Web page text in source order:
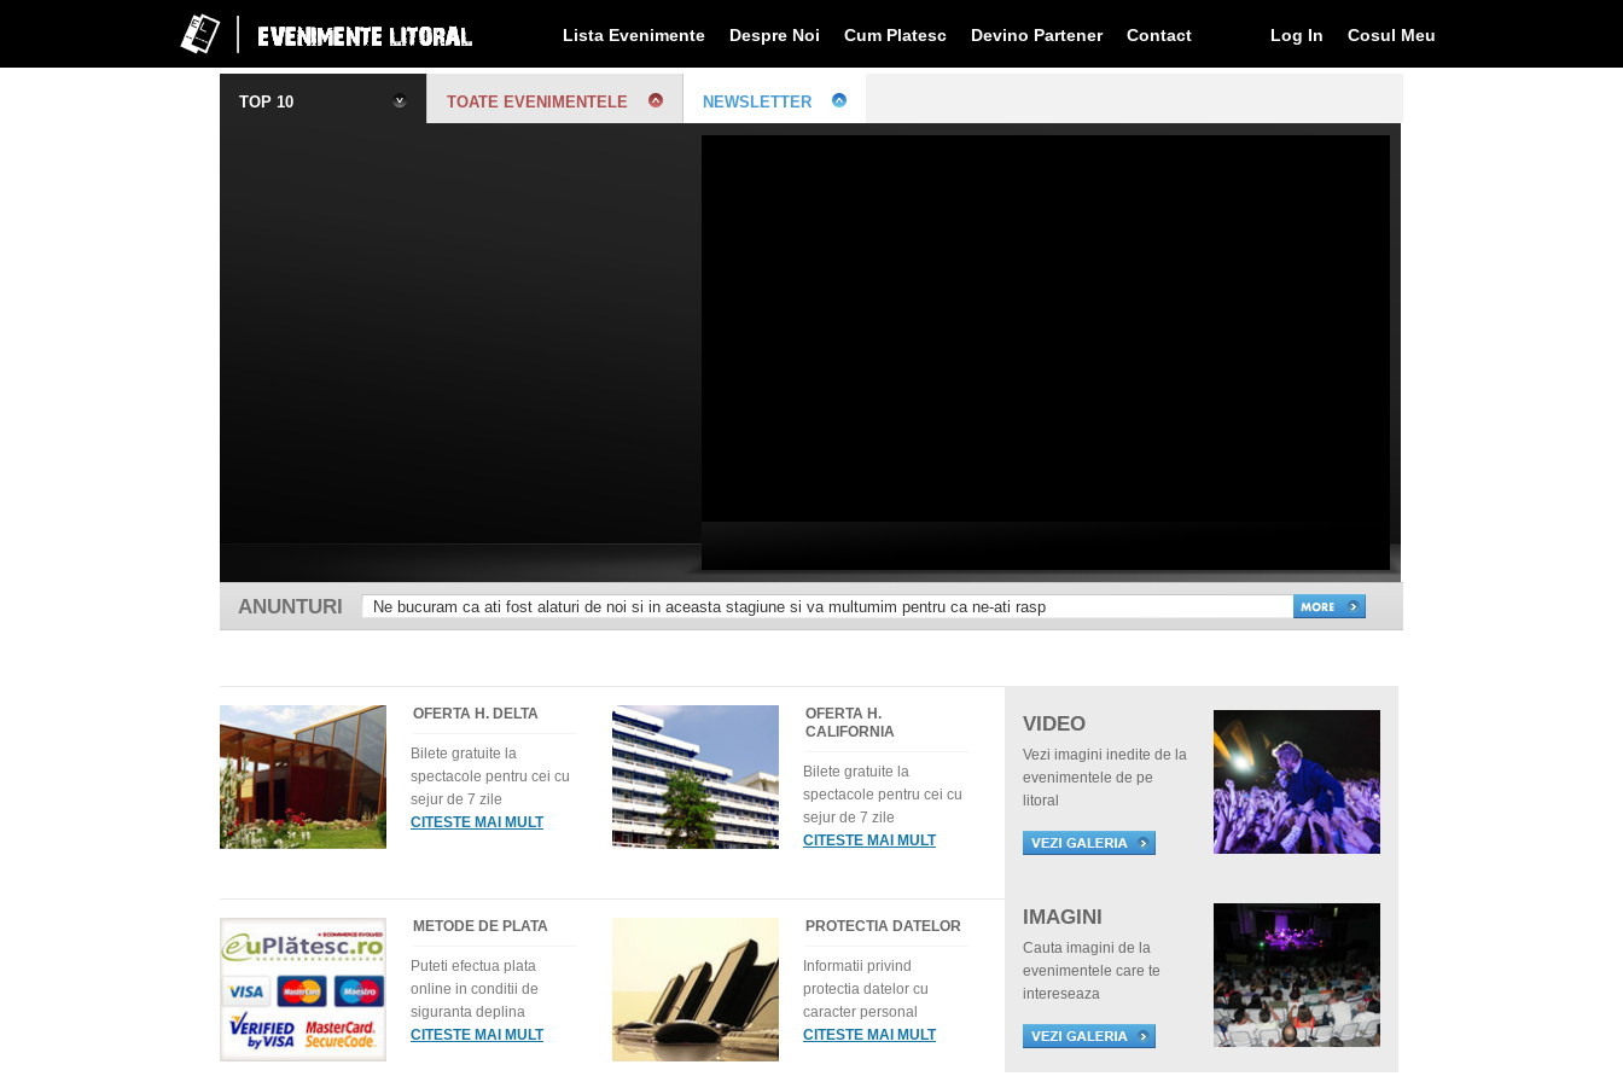
Lista Evenimente Despre Noi Cum Platesc Devino Partener Contact Cosul Meu
Log In
TOP 10 TOATE EVENIMENTELE NEWSLETTER
ANUNTURI Ne bucuram ca ati fost alaturi de noi si in aceasta stagiune si va multumim pentru ca ne-ati rasp
OFERTA H. DELTA
Bilete gratuite la
spectacole pentru cei cu
sejur de 7 zile
CITESTE MAI MULT
OFERTA H.
CALIFORNIA
Bilete gratuite la
spectacole pentru cei cu
sejur de 7 zile
CITESTE MAI MULT
METODE DE PLATA
Puteti efectua plata
online in conditii de
siguranta deplina
CITESTE MAI MULT
PROTECTIA DATELOR
Informatii privind
protectia datelor cu
caracter personal
CITESTE MAI MULT
VIDEO
Vezi imagini inedite de la
evenimentele de pe
litoral
IMAGINI
Cauta imagini de la
evenimentele care te
intereseaza